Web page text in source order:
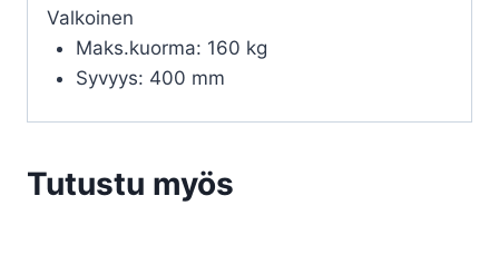
Valkoinen
Maks.kuorma: 160 kg
Syvyys: 400 mm
Tutustu myös